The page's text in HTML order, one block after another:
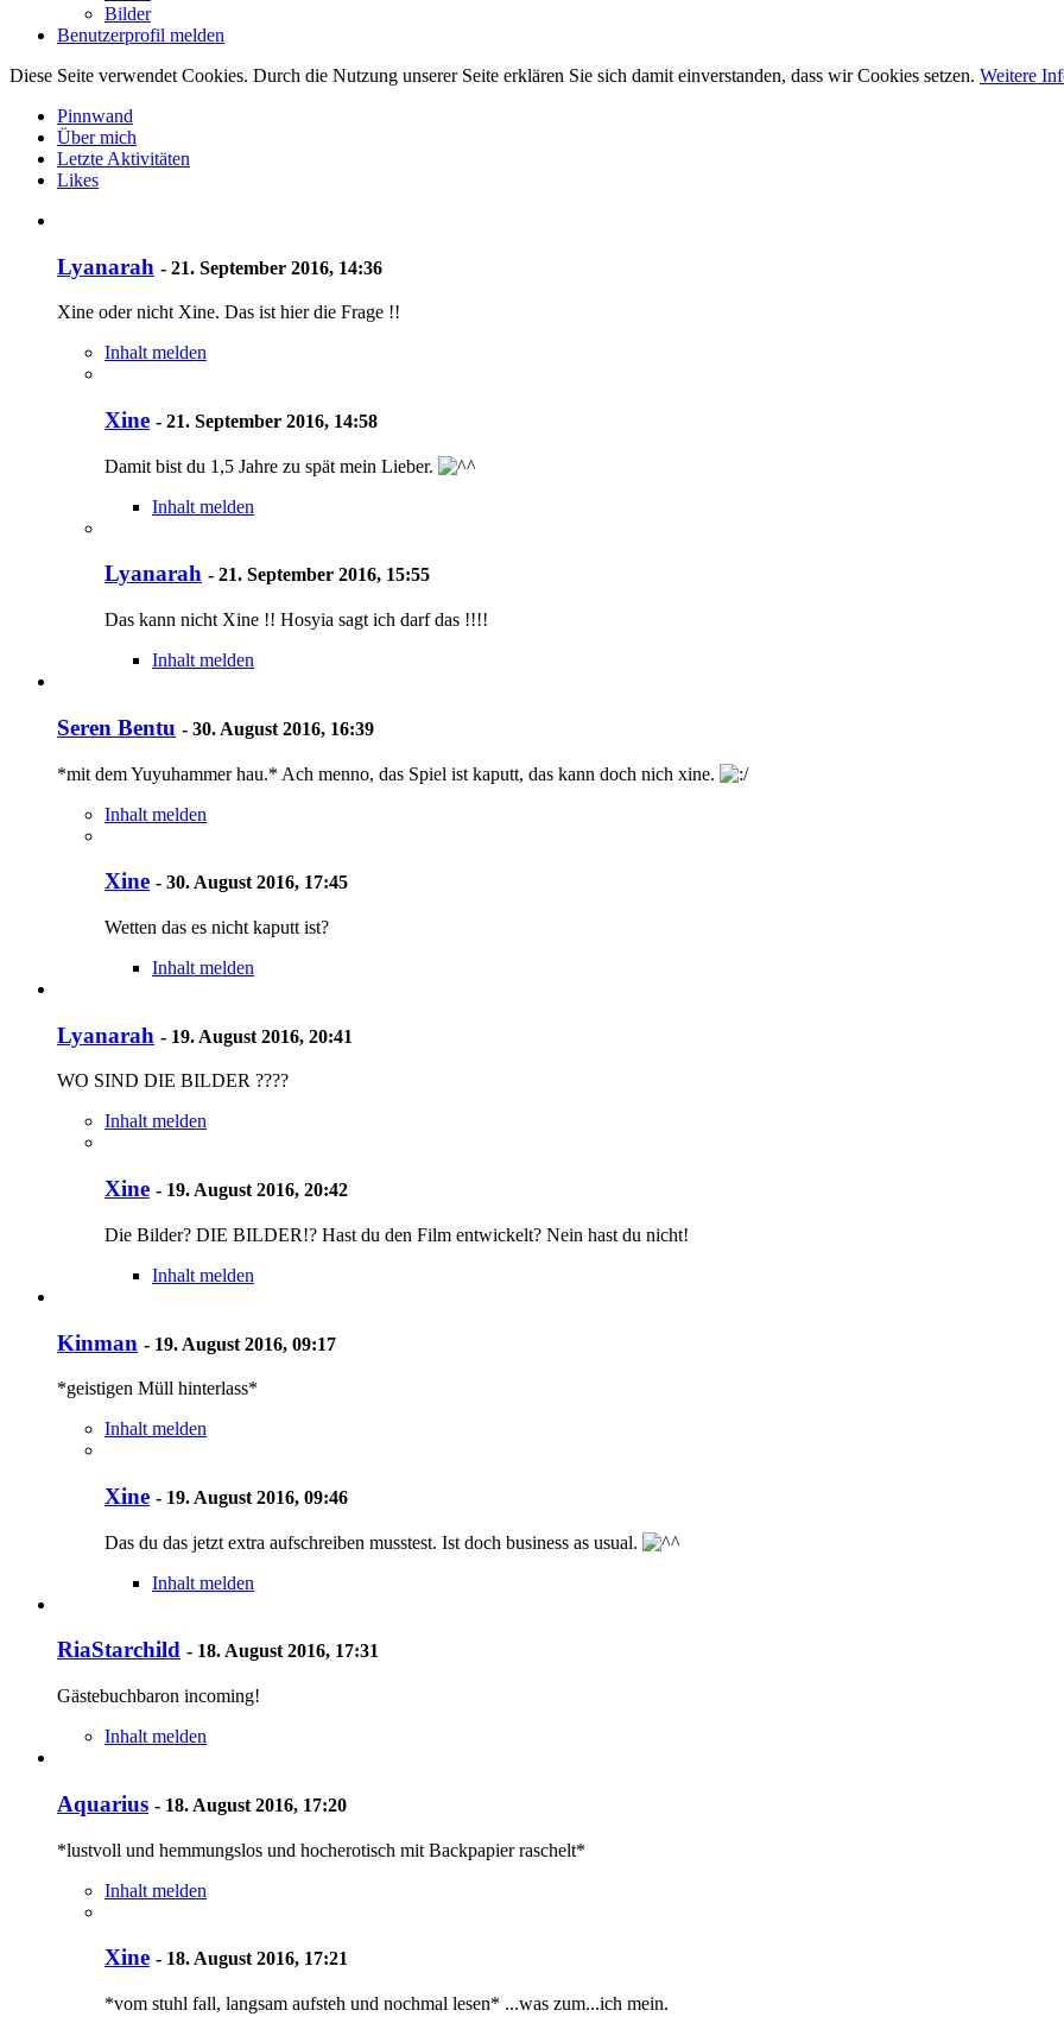
Bilder
Benutzerprofil melden
Diese Seite verwendet Cookies. Durch die Nutzung unserer Seite erklären Sie sich damit einverstanden, dass wir Cookies setzen. Weitere
Pinnwand
Über mich
Letzte Aktivitäten
Likes
Lyanarah - 21. September 2016, 14:36
Xine oder nicht Xine. Das ist hier die Frage !!
Inhalt melden
Xine - 21. September 2016, 14:58
Damit bist du 1,5 Jahre zu spät mein Lieber.
Inhalt melden
Lyanarah - 21. September 2016, 15:55
Das kann nicht Xine !! Hosyia sagt ich darf das !!!!
Inhalt melden
Seren Bentu - 30. August 2016, 16:39
*mit dem Yuyuhammer hau.* Ach menno, das Spiel ist kaputt, das kann doch nich xine.
Inhalt melden
Xine - 30. August 2016, 17:45
Wetten das es nicht kaputt ist?
Inhalt melden
Lyanarah - 19. August 2016, 20:41
WO SIND DIE BILDER ????
Inhalt melden
Xine - 19. August 2016, 20:42
Die Bilder? DIE BILDER!? Hast du den Film entwickelt? Nein hast du nicht!
Inhalt melden
Kinman - 19. August 2016, 09:17
*geistigen Müll hinterlass*
Inhalt melden
Xine - 19. August 2016, 09:46
Das du das jetzt extra aufschreiben musstest. Ist doch business as usual.
Inhalt melden
RiaStarchild - 18. August 2016, 17:31
Gästebuchbaron incoming!
Inhalt melden
Aquarius - 18. August 2016, 17:20
*lustvoll und hemmungslos und hocherotisch mit Backpapier raschelt*
Inhalt melden
Xine - 18. August 2016, 17:21
*vom stuhl fall, langsam aufsteh und nochmal lesen* ...was zum...ich mein.